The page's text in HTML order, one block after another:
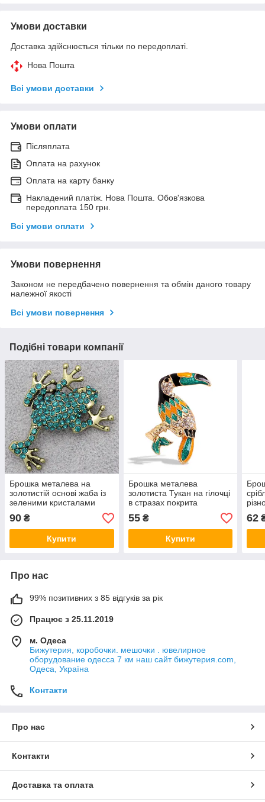
Умови доставки
Доставка здійснюється тільки по передоплаті.
Нова Пошта
Всі умови доставки
Умови оплати
Післяплата
Оплата на рахунок
Оплата на карту банку
Накладений платіж. Нова Пошта. Обов'язкова
передоплата 150 грн.
Всі умови оплати
Умови повернення
Законом не передбачено повернення та обмін даного товару
належної якості
Всі умови повернення
Подібні товари компанії
Брошка металева на
золотистій основі жаба із
зеленими кристалами
розмір виробу 50х40 мм
90 ₴
Купити
Брошка металева
золотиста Тукан на гілочці
в стразах покрита
кольоровою емаллю
розмір виробу 40х30 мм
55₴
Купити
62
Про нас
99% позитивних з 85 відгуків за рік
Працює з 25.11.2019
м. Одеса
Бижутерия, коробочки. мешочки . ювелирное
оборудование одесса 7 км наш сайт бижутерия.com,
Одеса, Україна
Контакти
Про нас
Контакти
Доставка та оплата